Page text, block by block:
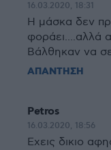
16.03.2020, 18:31
Η μάσκα δεν
φοράει....αλλά
Βάλθηκαν να
ΑΠΑΝΤΗΣΗ
Petros
16.03.2020, 18:56
Εχεις δικιο